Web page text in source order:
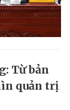
Từ bản
quản trị